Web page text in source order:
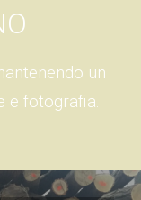
un
e fotografia.